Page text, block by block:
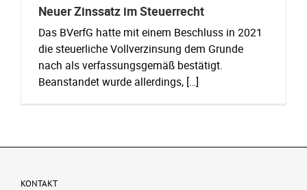
Neuer Zinssatz im Steuerrecht
Das BVerfG hatte mit einem Beschluss in 2021
die steuerliche Vollverzinsung dem Grunde
nach als verfassungsgemäß bestätigt.
Beanstandet wurde allerdings, […]
KONTAKT